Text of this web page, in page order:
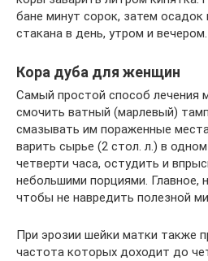
бане минут сорок, затем
стакана в день, утром и вечером.
Кора дуба для женщин
Самый простой способ лечения
смочить ватный (марлевый)
смазывать им пораженные
варить сырье (2 стол. л.) в
четверти часа, остудить и
небольшими порциями. Главное,
чтобы не навредить полезной
При эрозии шейки матки также
частота которых доходит до